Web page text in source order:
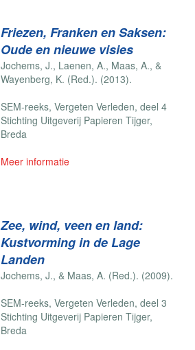
Friezen, Franken en Saksen:
Oude en nieuwe visies
Jochems, J., Laenen, A., Maas, A., &
Wayenberg, K. (Red.). (2013).
SEM-reeks, Vergeten Verleden, deel 4
Stichting Uitgeverij Papieren Tijger,
Breda
Meer informatie
Zee, wind, veen en land:
Kustvorming in de Lage
Landen
Jochems, J., & Maas, A. (Red.). (2009).
SEM-reeks, Vergeten Verleden, deel 3
Stichting Uitgeverij Papieren Tijger,
Breda